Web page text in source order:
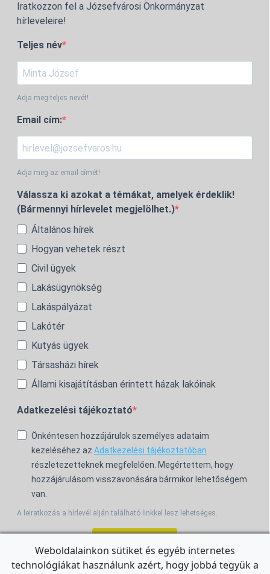
Iratkozzon fel a Józsefvárosi Önkormányzat
hírleveleire!
Teljes név
Adja meg teljes nevét!
Email cím:
Adja meg az email címét!
Válassza ki azokat a témákat, amelyek érdeklik!
(Bármennyi hírlevelet megjelölhet.)
Általános hírek
Hogyan vehetek részt
Civil ügyek
Lakásügynökség
Lakáspályázat
Lakótér
Kutyás ügyek
Társasházi hírek
Állami kisajátításban érintett házak lakóinak
Adatkezelési tájékoztató
Önkéntesen hozzájárulok személyes adataim
kezeléséhez az Adatkezelési tájékoztatóban
részletezetteknek megfelelően. Megértettem, hogy
hozzájárulásom visszavonására bármikor lehetőségem
van.
A leiratkozás a hírlevél alján található linkkel lesz lehetséges.
Weboldalainkon sütiket és egyéb internetes
technológiákat használunk azért, hogy jobbá tegyük a